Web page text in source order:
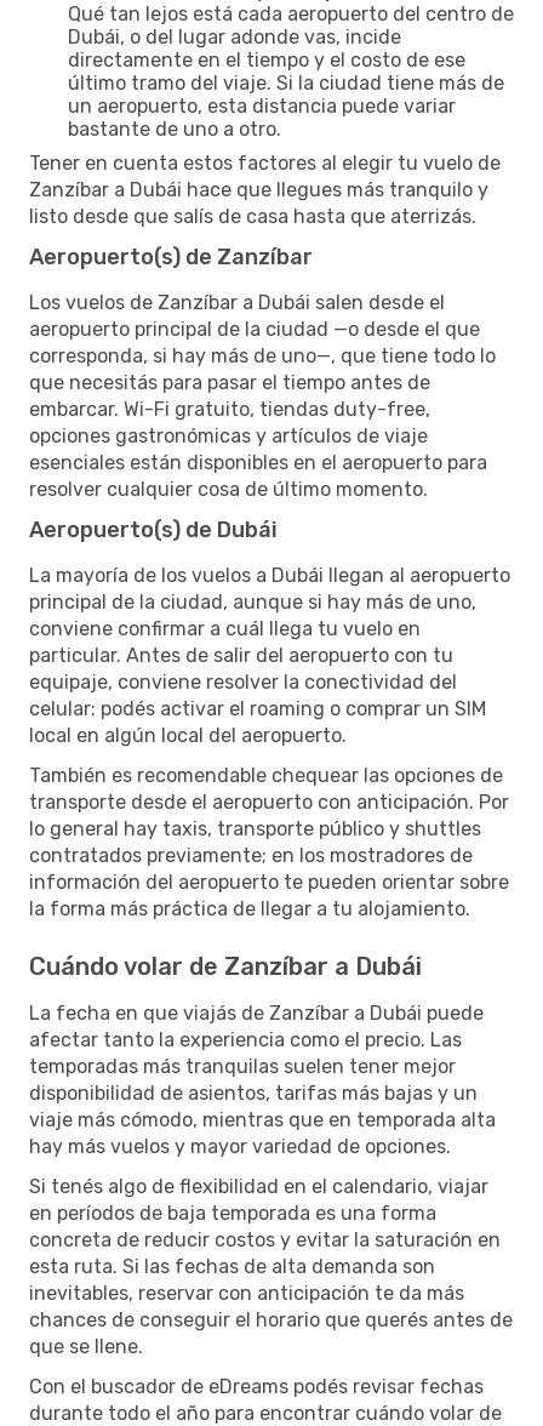
Qué tan lejos está cada aeropuerto del centro de
Dubái, o del lugar adonde vas, incide
directamente en el tiempo y el costo de ese
último tramo del viaje. Si la ciudad tiene más de
un aeropuerto, esta distancia puede variar
bastante de uno a otro.
Tener en cuenta estos factores al elegir tu vuelo de
Zanzíbar a Dubái hace que llegues más tranquilo y
listo desde que salís de casa hasta que aterrizás.
Aeropuerto(s) de Zanzíbar
Los vuelos de Zanzíbar a Dubái salen desde el
aeropuerto principal de la ciudad —o desde el que
corresponda, si hay más de uno—, que tiene todo lo
que necesitás para pasar el tiempo antes de
embarcar. Wi-Fi gratuito, tiendas duty-free,
opciones gastronómicas y artículos de viaje
esenciales están disponibles en el aeropuerto para
resolver cualquier cosa de último momento.
Aeropuerto(s) de Dubái
La mayoría de los vuelos a Dubái llegan al aeropuerto
principal de la ciudad, aunque si hay más de uno,
conviene confirmar a cuál llega tu vuelo en
particular. Antes de salir del aeropuerto con tu
equipaje, conviene resolver la conectividad del
celular: podés activar el roaming o comprar un SIM
local en algún local del aeropuerto.
También es recomendable chequear las opciones de
transporte desde el aeropuerto con anticipación. Por
lo general hay taxis, transporte público y shuttles
contratados previamente; en los mostradores de
información del aeropuerto te pueden orientar sobre
la forma más práctica de llegar a tu alojamiento.
Cuándo volar de Zanzíbar a Dubái
La fecha en que viajás de Zanzíbar a Dubái puede
afectar tanto la experiencia como el precio. Las
temporadas más tranquilas suelen tener mejor
disponibilidad de asientos, tarifas más bajas y un
viaje más cómodo, mientras que en temporada alta
hay más vuelos y mayor variedad de opciones.
Si tenés algo de flexibilidad en el calendario, viajar
en períodos de baja temporada es una forma
concreta de reducir costos y evitar la saturación en
esta ruta. Si las fechas de alta demanda son
inevitables, reservar con anticipación te da más
chances de conseguir el horario que querés antes de
que se llene.
Con el buscador de eDreams podés revisar fechas
durante todo el año para encontrar cuándo volar de